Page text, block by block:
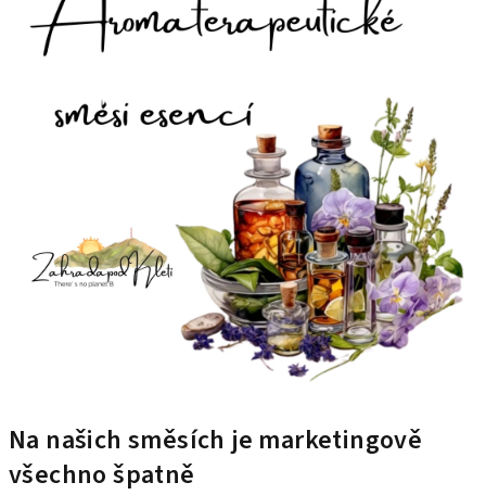
Na našich směsích je marketingově
všechno špatně